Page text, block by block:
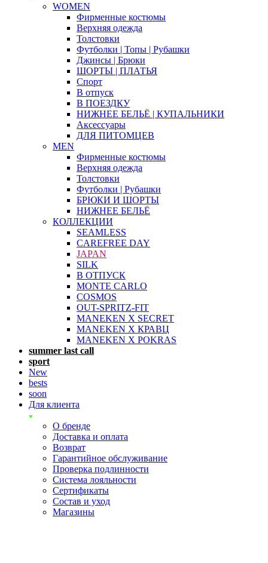
WOMEN
Фирменные костюмы
Верхняя одежда
Толстовки
Футболки | Топы | Рубашки
Джинсы | Брюки
ШОРТЫ | ПЛАТЬЯ
Спорт
В отпуск
В ПОЕЗДКУ
НИЖНЕЕ БЕЛЬЁ | КУПАЛЬНИКИ
Аксессуары
ДЛЯ ПИТОМЦЕВ
MEN
Фирменные костюмы
Верхняя одежда
Толстовки
Футболки | Рубашки
БРЮКИ И ШОРТЫ
НИЖНЕЕ БЕЛЬЁ
КОЛЛЕКЦИИ
SEAMLESS
CAREFREE DAY
JAPAN
SILK
В ОТПУСК
MONTE CARLO
COSMOS
OUT-SPRITZ-FIT
MANEKEN X SECRET
MANEKEN X КРАВЦ
MANEKEN X POKRAS
summer last call
sport
New
bests
soon
Для клиента
О бренде
Доставка и оплата
Возврат
Гарантийное обслуживание
Проверка подлинности
Система лояльности
Сертификаты
Состав и уход
Магазины